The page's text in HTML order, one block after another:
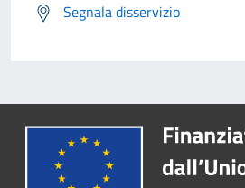
Segnala disservizio